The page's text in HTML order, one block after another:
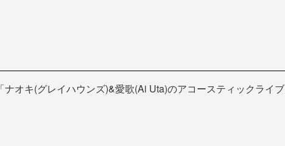
「ナオキ(グレイハウンズ)&愛歌(Ai Uta)のアコースティックライブ